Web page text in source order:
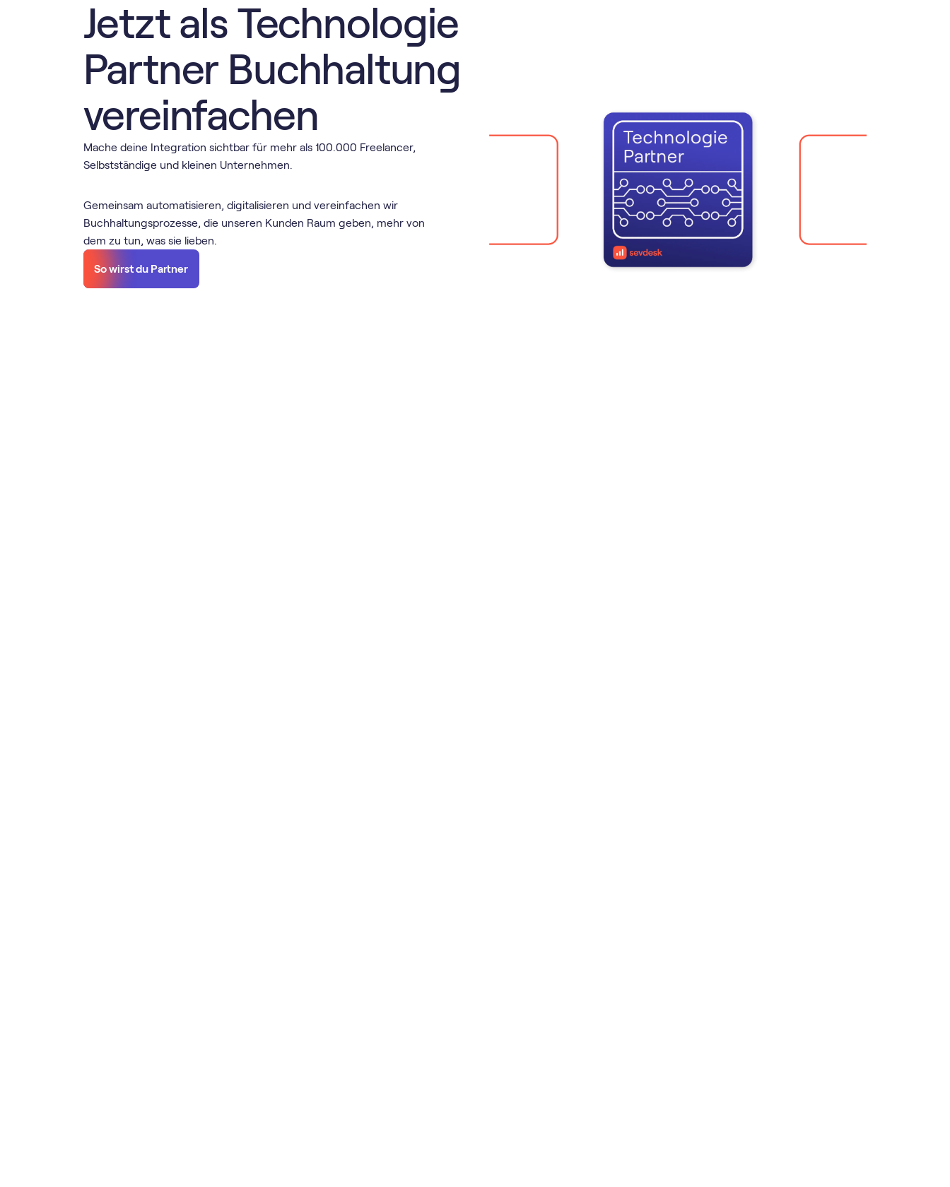
Jetzt als Technologie
Partner Buchhaltung
vereinfachen
Mache deine Integration sichtbar für mehr als 100.000 Freelancer,
Selbstständige und kleinen Unternehmen.
Gemeinsam automatisieren, digitalisieren und vereinfachen wir
Buchhaltungsprozesse, die unseren Kunden Raum geben, mehr von
dem zu tun, was sie lieben.
So wirst du Partner